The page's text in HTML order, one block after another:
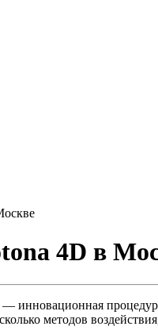
4D в
инновационная
методов